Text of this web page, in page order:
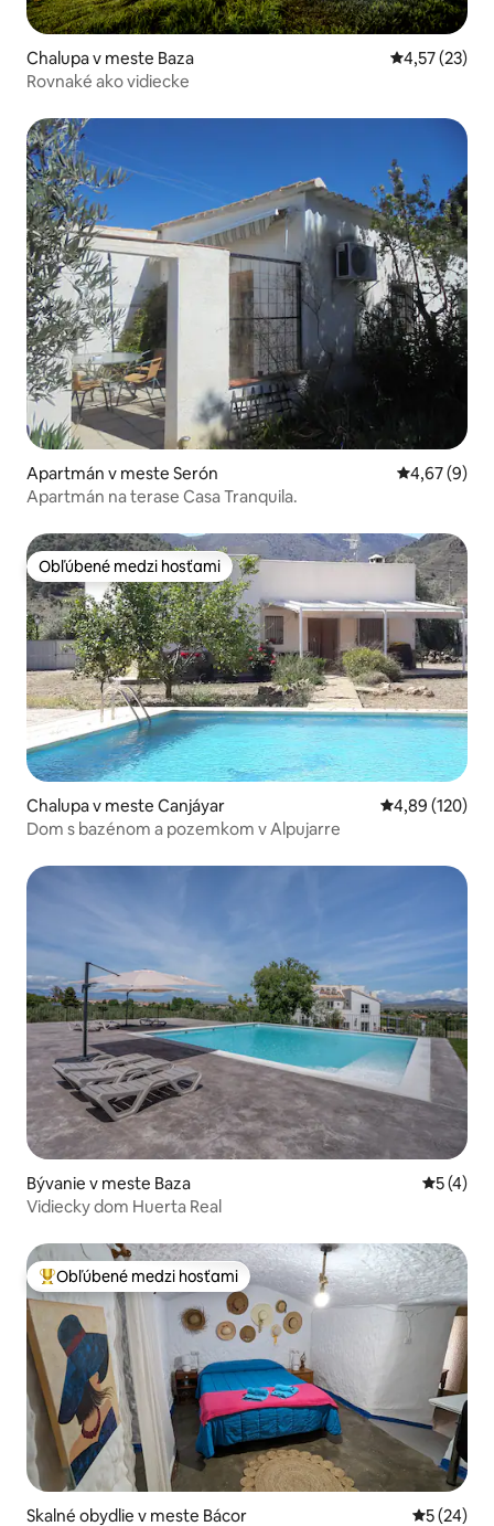
Chalupa v meste Baza Priemerné
4,57 (23)
Rovnaké ako vidiecke
Apartmán v meste Serón Priemerné
4,67 (9)
Apartmán na terase Casa Tranquila.
Obľúbené medzi hosťami
Obľúbené medzi hosťami
Chalupa v meste Canjáyar Priemerné
4,89 (120)
Dom s bazénom a pozemkom v Alpujarre
Bývanie v meste Baza
5 (4)
Vidiecky dom Huerta Real
Najobľúbenejšie medzi hosťami
Obľúbené medzi hosťami
Skalné obydlie v meste Bácor 5 (24)